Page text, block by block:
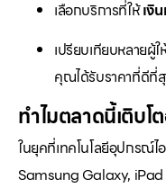
เลือกบริการที่ให้เงิ
เปรียบเทียบหลายผู้
คุณได้รับราคาที่ดีที่
ทำไมตลาดนี้เติบโ
ในยุคที่เทคโนโลยีอุปกรณ์ไ
Samsung Galaxy,